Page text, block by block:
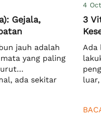
Gejala,
jauh adalah
yang paling
ada sekitar
pada tahun
4
3
Ada